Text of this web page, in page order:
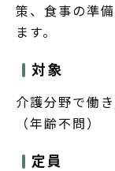
策、食事の準
ます。
対象
介護分野で働
（年齢不問）
定員